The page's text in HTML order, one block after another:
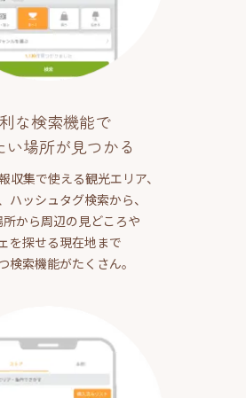
な検索機能で
い場所が見つかる
収集で使える観光エリア、
ハッシュタグ検索から、
所から周辺の見どころや
を探せる現在地まで
検索機能がたくさん。